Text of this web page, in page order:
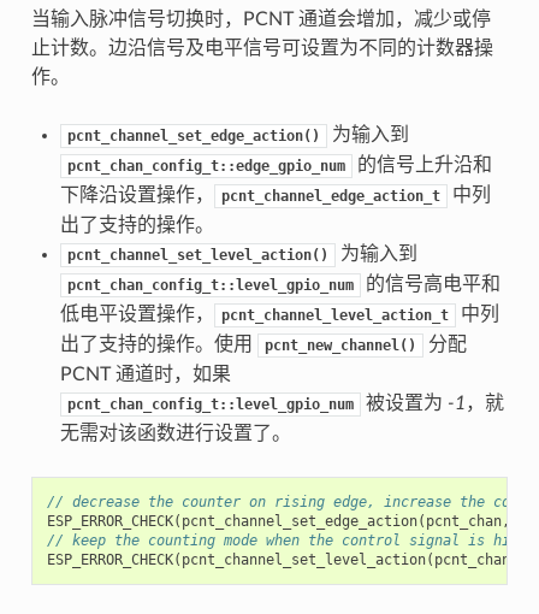
当输入脉冲信号切换时，PCNT 通道会增加，减少或停
止计数。边沿信号及电平信号可设置为不同的计数器操
作。
pcnt_channel_set_edge_action() 为输入到
pcnt_chan_config_t::edge_gpio_num
的信号上升沿和
下降沿设置操作，
pcnt_channel_edge_action_t
中列
出了支持的操作。
pcnt_channel_set_level_action() 为输入到
pcnt_chan_config_t::level_gpio_num
的信号高电平和
低电平设置操作，
pcnt_channel_level_action_t
中列
出了支持的操作。使用
pcnt_new_channel()
分配
PCNT 通道时，如果
pcnt_chan_config_t::level_gpio_num 被设置为 -1 ，就
无需对该函数进行设置了。
// decrease the counter on rising edge, increase the
ESP_ERROR_CHECK( pcnt_channel_set_edge_action( pcnt_chan,
// keep the counting mode when the control signal is
ESP_ERROR_CHECK( pcnt_channel_set_level_action( pcnt_chan